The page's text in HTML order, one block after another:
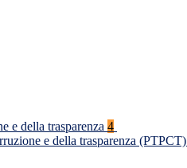
e della trasparenza 4
e della trasparenza (PTPCT)